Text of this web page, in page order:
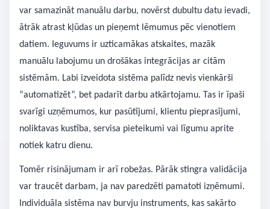
var samazināt manuālu darbu, novērst dubultu datu ievadi,
ātrāk atrast kļūdas un pieņemt lēmumus pēc vienotiem
datiem. Ieguvums ir uzticamākas atskaites, mazāk
manuālu labojumu un drošākas integrācijas ar citām
sistēmām. Labi izveidota sistēma palīdz nevis vienkārši
“automatizēt”, bet padarīt darbu atkārtojamu. Tas ir īpaši
svarīgi uzņēmumos, kur pasūtījumi, klientu pieprasījumi,
noliktavas kustība, servisa pieteikumi vai līgumu aprite
notiek katru dienu.
Tomēr risinājumam ir arī robežas. Pārāk stingra validācija
var traucēt darbam, ja nav paredzēti pamatoti izņēmumi.
Individuāla sistēma nav burvju instruments, kas sakārto